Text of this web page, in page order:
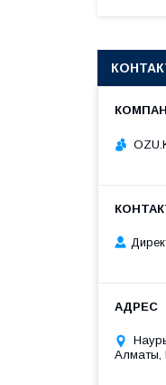
Алматы,